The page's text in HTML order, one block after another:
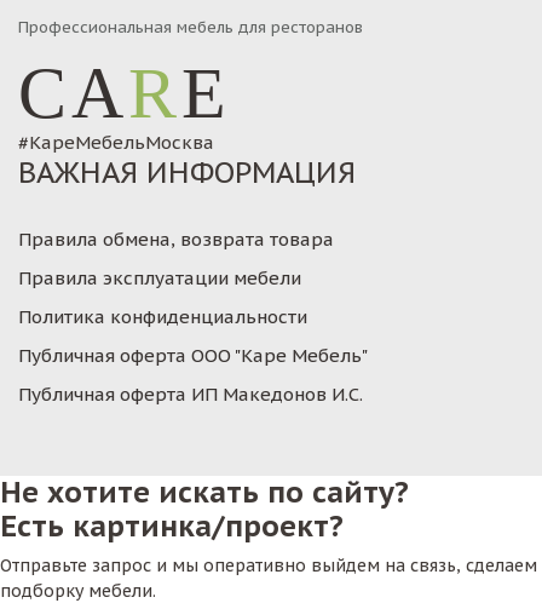
Профессиональная мебель для ресторанов
CARE
#КареМебельМосква
ВАЖНАЯ ИНФОРМАЦИЯ
Правила обмена, возврата товара
Правила эксплуатации мебели
Политика конфиденциальности
Публичная оферта ООО "Каре Мебель"
Публичная оферта ИП Македонов И.С.
Не хотите искать по сайту?
Есть картинка/проект?
Отправьте запрос и мы оперативно выйдем на связь, сделаем
подборку мебели.